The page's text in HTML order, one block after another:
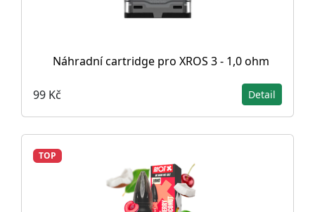
Náhradní cartridge pro XROS 3 - 1,0 ohm
99 Kč Detail
TOP